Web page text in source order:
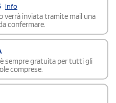
info
verrà inviata tramite mail una
confermare.
sempre gratuita per tutti gli
comprese.